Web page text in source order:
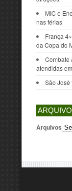
MIC e
nas férias
França
da Copa do
Combate
atendidas
São José
Arquivos